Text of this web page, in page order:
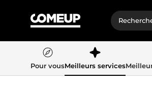
Pour vousMeilleurs services